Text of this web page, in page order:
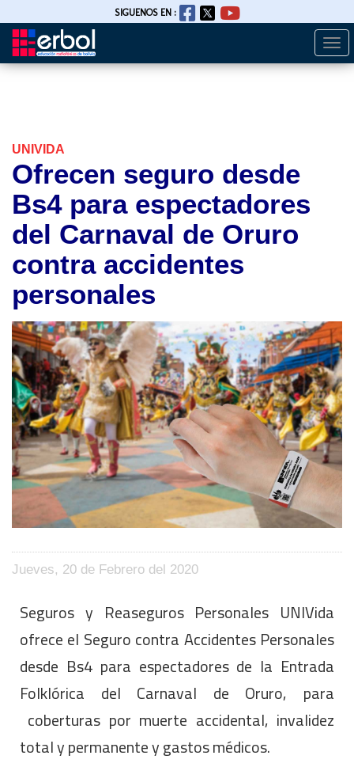
Pasar
SIGUENOS EN :
UNIVIDA
Ofrecen seguro desde
Bs4 para espectadores
del Carnaval de Oruro
contra accidentes
personales
Jueves, 20 de Febrero del 2020
Seguros y Reaseguros Personales UNIVida
ofrece el Seguro contra Accidentes Personales
desde Bs4 para espectadores de la Entrada
Folklórica del Carnaval de Oruro, para
coberturas por muerte accidental, invalidez
total y permanente y gastos médicos.